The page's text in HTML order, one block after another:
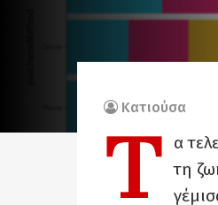
Κατιούσα
Τ
α
τη